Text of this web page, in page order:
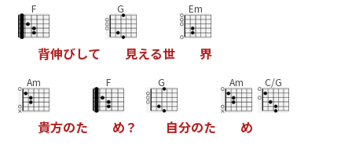
F
背伸びして
G
見える世
Em
界
Am
貴方のた
F
め ？
G
自分のた
Am
め
C/G